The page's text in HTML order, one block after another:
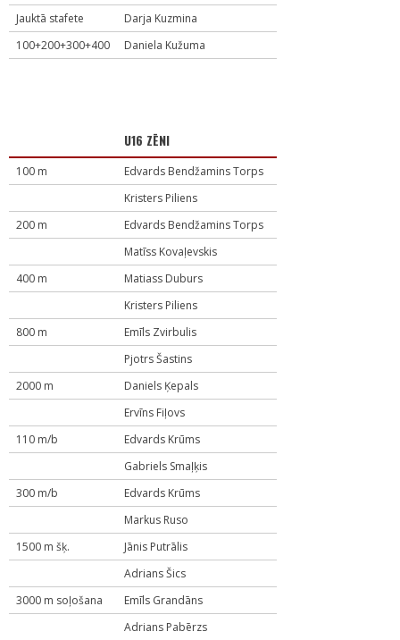
Jauktā stafete
Darja Kuzmina
100+200+300+400
Daniela Kužuma
U16 ZĒNI
100 m
Edvards Bendžamins Torps
Kristers Piliens
200 m
Edvards Bendžamins Torps
Matīss Kovaļevskis
400 m
Matiass Duburs
Kristers Piliens
800 m
Emīls Zvirbulis
Pjotrs Šastins
2000 m
Daniels Ķepals
Ervīns Fiļovs
110 m/b
Edvards Krūms
Gabriels Smaļķis
300 m/b
Edvards Krūms
Markus Ruso
1500 m šķ.
Jānis Putrālis
Adrians Šics
3000 m soļošana
Emīls Grandāns
Adrians Pabērzs